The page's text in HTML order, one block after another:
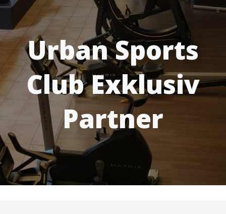
Urban Sports
Club Exklusiv
Partner